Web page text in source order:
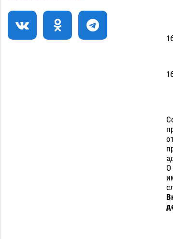
15:58
Астраханские пожарные поезда с
начала года десять раз выезжали на
борьбу с огнем
О